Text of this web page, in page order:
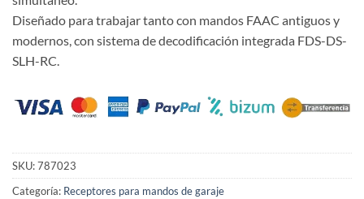
Diseñado para trabajar tanto con mandos FAAC antiguos y
modernos, con sistema de decodificación integrada FDS-DS-
SLH-RC.
SKU:787023
Categoría: Receptores para mandos de garaje